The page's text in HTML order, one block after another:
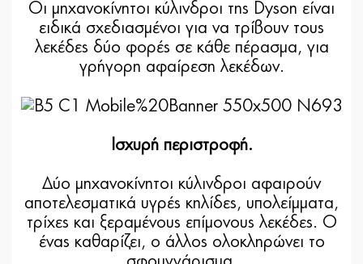
Οι μηχανοκίνητοι κύλινδροι της Dyson είναι
ειδικά σχεδιασμένοι για να τρίβουν τους
λεκέδες δύο φορές σε κάθε πέρασμα, για
γρήγορη αφαίρεση λεκέδων.
Ισχυρή περιστροφή.
Δύο μηχανοκίνητοι κύλινδροι αφαιρούν
αποτελεσματικά υγρές κηλίδες, υπολείμματα,
τρίχες και ξεραμένους επίμονους λεκέδες. Ο
ένας καθαρίζει, ο άλλος ολοκληρώνει το